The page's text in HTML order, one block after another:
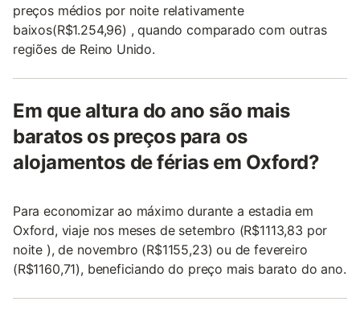
preços médios por noite relativamente
baixos(R$1.254,96) , quando comparado com outras
regiões de Reino Unido.
Em que altura do ano são mais
baratos os preços para os
alojamentos de férias em Oxford?
Para economizar ao máximo durante a estadia em
Oxford, viaje nos meses de setembro (R$1113,83 por
noite ), de novembro (R$1155,23) ou de fevereiro
(R$1160,71), beneficiando do preço mais barato do ano.